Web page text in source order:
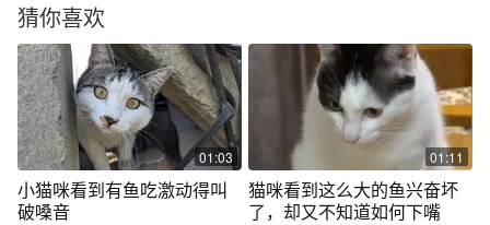
猜你喜欢
01:03
小猫咪看到有鱼吃激动得叫
破嗓音
01:11
猫咪看到这么大的鱼兴奋坏
了，却又不知道如何下嘴